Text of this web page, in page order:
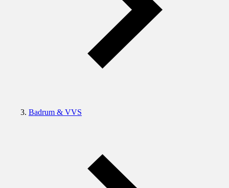
Badrum & VVS